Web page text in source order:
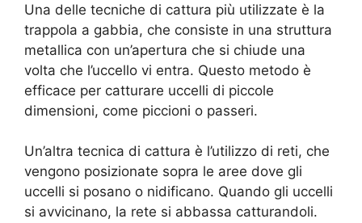
Una delle tecniche di cattura più utilizzate è la
trappola a gabbia, che consiste in una struttura
metallica con un’apertura che si chiude una
volta che l’uccello vi entra. Questo metodo è
efficace per catturare uccelli di piccole
dimensioni, come piccioni o passeri.
Un’altra tecnica di cattura è l’utilizzo di reti, che
vengono posizionate sopra le aree dove gli
uccelli si posano o nidificano. Quando gli uccelli
si avvicinano, la rete si abbassa catturandoli.